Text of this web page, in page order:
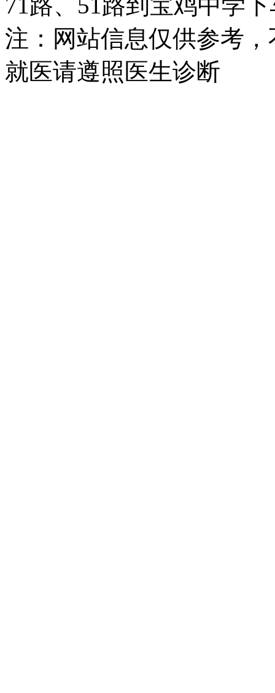
71路、51路到宝鸡中学
注：网站信息仅供参考
就医请遵照医生诊断